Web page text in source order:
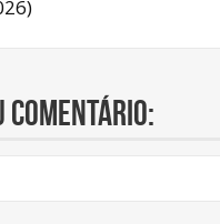
comentário: